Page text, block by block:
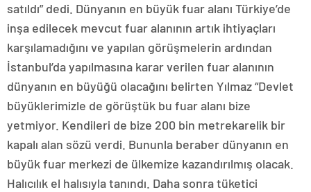
satıldı” dedi. Dünyanın en büyük fuar alanı Türkiye’de
inşa edilecek mevcut fuar alanının artık ihtiyaçları
karşılamadığını ve yapılan görüşmelerin ardından
İstanbul’da yapılmasına karar verilen fuar alanının
dünyanın en büyüğü olacağını belirten Yılmaz “Devlet
büyüklerimizle de görüştük bu fuar alanı bize
yetmiyor. Kendileri de bize 200 bin metrekarelik bir
kapalı alan sözü verdi. Bununla beraber dünyanın en
büyük fuar merkezi de ülkemize kazandırılmış olacak.
Halıcılık el halısıyla tanındı. Daha sonra tüketici